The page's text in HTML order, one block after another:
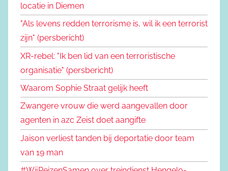
locatie in Diemen
"Als levens redden terrorisme is, wil ik een terrorist
zijn" (persbericht)
XR-rebel: "Ik ben lid van een terroristische
organisatie" (persbericht)
Waarom Sophie Straat gelijk heeft
Zwangere vrouw die werd aangevallen door
agenten in azc Zeist doet aangifte
Jaison verliest tanden bij deportatie door team
van 19 man